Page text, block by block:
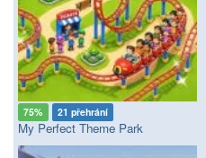
75% 21 přehrání
My Perfect Theme Park